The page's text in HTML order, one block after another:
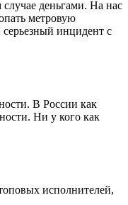
деньгами. На нас
метровую
инцидент с
В России как
Ни у кого как
исполнителей,